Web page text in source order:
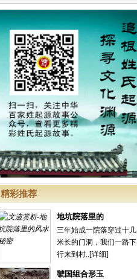
精彩推荐
地坑院落里的
三年始成一院落穿过十几
米长的门洞，我们一路下
行来到村..[详细]
虢国组合形玉